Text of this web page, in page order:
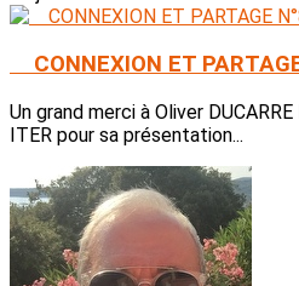
CONNEXION ET
Un grand merci à Oliver
ITER pour sa présentation...